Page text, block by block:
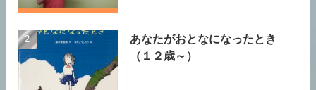
あなたがおとなになったとき
（１２歳～）